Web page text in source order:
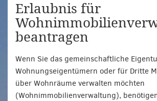
Erlaubnis für
beantragen
Wenn Sie das gemeinschaftliche
Wohnungseigentümern oder für Dritte
über Wohnräume verwalten möchten
(Wohnimmobilienverwaltung),